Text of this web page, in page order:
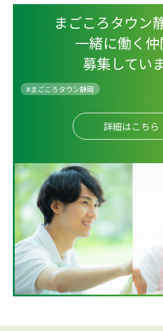
まごころタウン
一緒に働く仲
募集してい
#まごころタウン静岡
詳細はこちら